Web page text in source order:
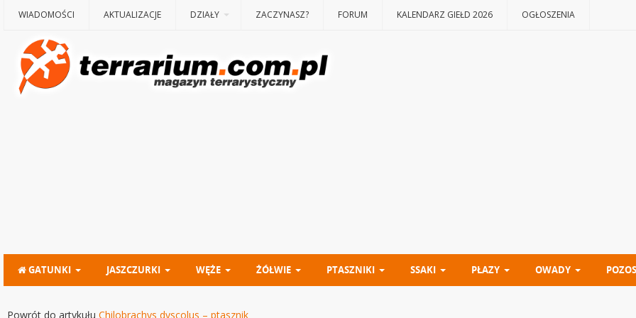
WIADOMOŚCI AKTUALIZACJE DZIAŁY ZACZYNASZ? FORUM KALENDARZ GIEŁD 2026 OGŁOSZENIA
GATUNKI JASZCZURKI WĘŻE ŻÓŁWIE PTASZNIKI SSAKI PŁAZY OWADY
Powrót do artykułu Chilobrachys dyscolus – ptasznik